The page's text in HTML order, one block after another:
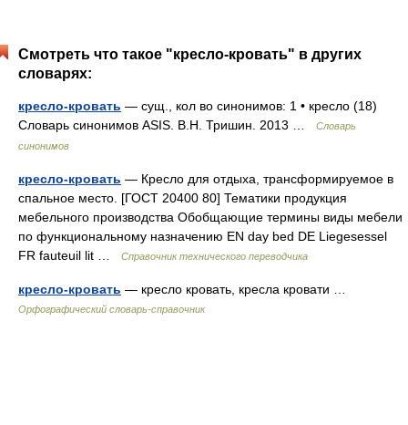
Смотреть что такое "кресло-кровать" в других
словарях:
кресло-кровать — сущ., кол во синонимов: 1 • кресло (18)
Словарь синонимов ASIS. В.Н. Тришин. 2013 …
Словарь
синонимов
кресло-кровать — Кресло для отдыха, трансформируемое в
спальное место. [ГОСТ 20400 80] Тематики продукция
мебельного производства Обобщающие термины виды мебели
по функциональному назначению EN day bed DE Liegesessel
FR fauteuil lit …
Справочник технического переводчика
кресло-кровать — кресло кровать, кресла кровати …
Орфографический словарь-справочник